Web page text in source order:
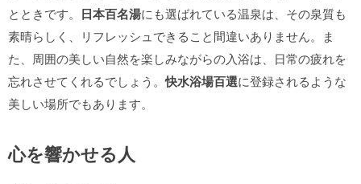
とときです。 日本百名湯にも選ばれている温泉は、その泉質も
素晴らしく、リフレッシュできること間違いありません。ま
た、周囲の美しい自然を楽しみながらの入浴は、日常の疲れを
忘れさせてくれるでしょう。快水浴場百選に登録されるような
美しい場所でもあります。
心を響かせる人